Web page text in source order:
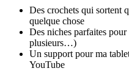
Des crochets qui sortent
quelque chose
Des niches parfaites
plusieurs…)
Un support pour ma
YouTube